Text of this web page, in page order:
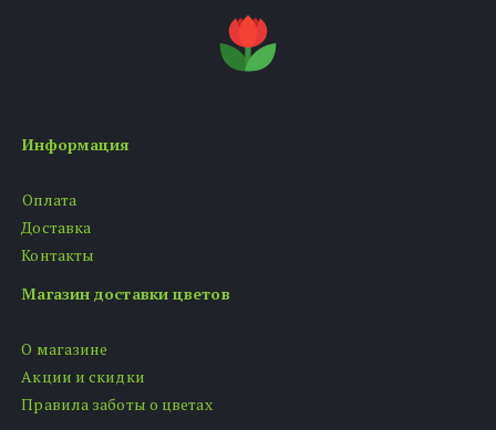
Информация
Оплата
Доставка
Контакты
Магазин доставки цветов
О магазине
Акции и скидки
Правила заботы о цветах